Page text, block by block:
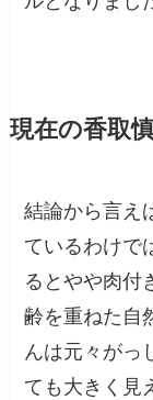
現在の香取
結論から言え
ているわけで
るとやや肉付
齢を重ねた自
んは元々がっ
ても大きく見